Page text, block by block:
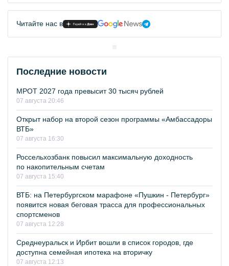
Читайте нас в
Последние новости
МРОТ 2027 года превысит 30 тысяч рублей
07 августа 20:46
Открыт набор на второй сезон программы «Амбассадоры
ВТБ»
07 августа 16:30
Россельхозбанк повысил максимальную доходность
по накопительным счетам
07 августа 15:40
ВТБ: на Петербургском марафоне «Пушкин - Петербург»
появится новая беговая трасса для профессиональных
спортсменов
07 августа 12:28
Среднеуральск и Ирбит вошли в список городов, где
доступна семейная ипотека на вторичку
07 августа 12:13